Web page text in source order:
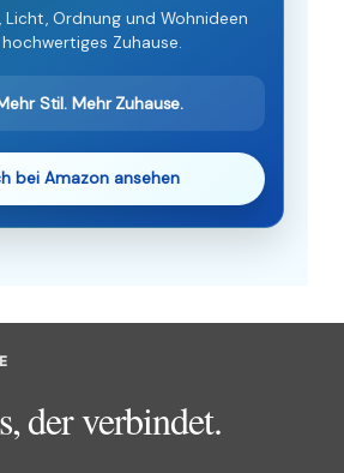
Licht, Ordnung und Wohnideen
Zuhause.
Stil. Mehr Zuhause.
bei Amazon ansehen
der verbindet.